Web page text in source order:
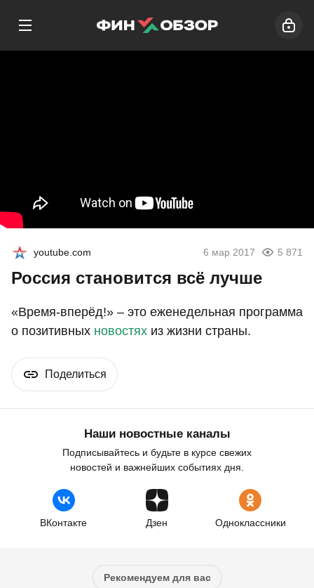
youtube.com 6 мар 2017 5 871
Россия становится всё лучше
«Время-вперёд!» – это еженедельная программа
о позитивных новостях из жизни страны.
Поделиться
Наши новостные каналы
Подписывайтесь и будьте в курсе свежих
новостей и важнейших событиях дня.
ВКонтакте Дзен Одноклассники
Рекомендуем для вас